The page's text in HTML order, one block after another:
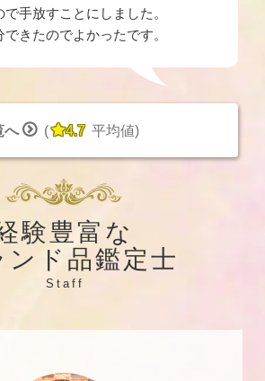
手放すことにしました。
きたのでよかったです。
へ  (4.7 平均値)
験豊富な
ンド品鑑定士
Staff